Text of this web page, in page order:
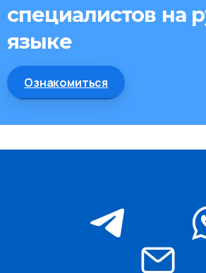
специалистов на
языке
Ознакомиться